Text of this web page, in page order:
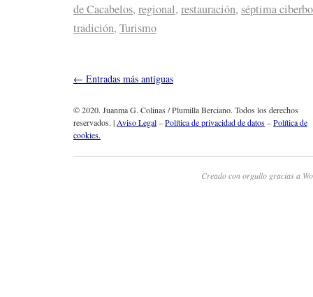
de Cacabelos, regional, restauración, séptima
tradición, Turismo
← Entradas más antiguas
© 2020. Juanma G. Colinas / Plumilla Berciano. Todos los derechos
reservados. | Aviso Legal–Política de privacidad de datos–Política de
cookies.
Creado con orgullo gracias a